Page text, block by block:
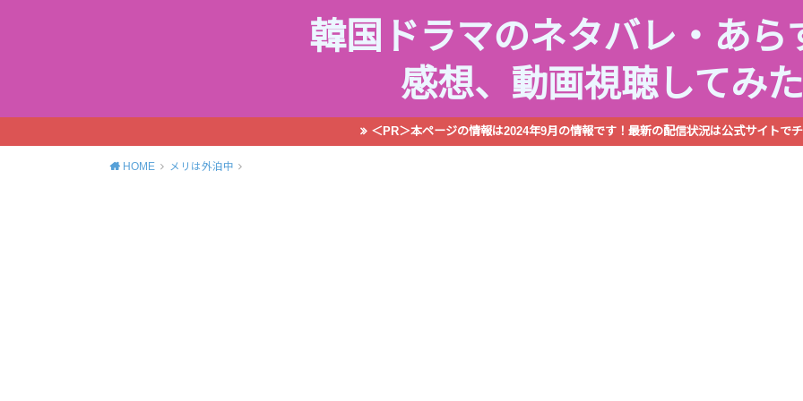
韓国ドラマのネタバレ・あら
感想、動画視聴してみた
＜PR＞本ページの情報は2024年9月の情報です！最新の配信状況は公式サイトで
HOME メリは外泊中